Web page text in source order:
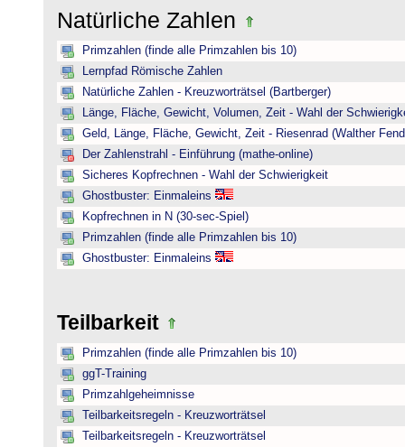
Natürliche Zahlen
Primzahlen (finde alle Primzahlen bis 10)
Lernpfad Römische Zahlen
Natürliche Zahlen - Kreuzworträtsel (Bartberger)
Länge, Fläche, Gewicht, Volumen, Zeit - Wahl der
Geld, Länge, Fläche, Gewicht, Zeit - Riesenrad (Walther
Der Zahlenstrahl - Einführung (mathe-online)
Sicheres Kopfrechnen - Wahl der Schwierigkeit
Ghostbuster: Einmaleins
Kopfrechnen in N (30-sec-Spiel)
Primzahlen (finde alle Primzahlen bis 10)
Ghostbuster: Einmaleins
Teilbarkeit
Primzahlen (finde alle Primzahlen bis 10)
ggT-Training
Primzahlgeheimnisse
Teilbarkeitsregeln - Kreuzworträtsel
Teilbarkeitsregeln - Kreuzworträtsel